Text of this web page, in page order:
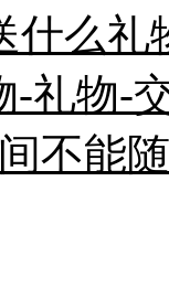
什么
-礼物-
不能